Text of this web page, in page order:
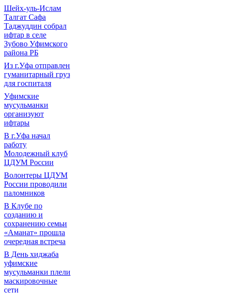
Шейх-уль-Ислам
Талгат Сафа
Таджуддин собрал
ифтар в селе
Зубово Уфимского
района РБ
Из г.Уфа отправлен
гуманитарный груз
для госпиталя
Уфимские
мусульманки
организуют
ифтары
В г.Уфа начал
работу
Молодежный клуб
ЦДУМ России
Волонтеры ЦДУМ
России проводили
паломников
В Клубе по
созданию и
сохранению семьи
«Аманат» прошла
очередная встреча
В День хиджаба
уфимские
мусульманки плели
маскировочные
сети